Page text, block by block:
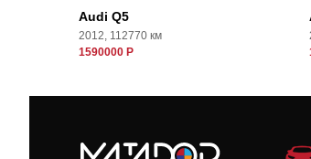
Audi Q5
2012, 112770 км
1590000 Р